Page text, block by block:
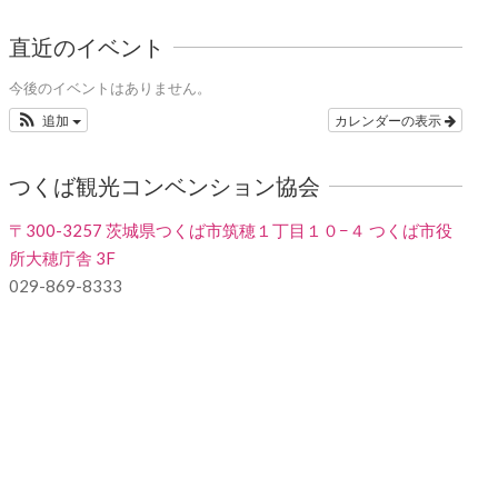
直近のイベント
今後のイベントはありません。
カレンダーの表示
追加
つくば観光コンベンション協会
〒300-3257 茨城県つくば市筑穂１丁目１０−４ つくば市役
所大穂庁舎 3F
029-869-8333